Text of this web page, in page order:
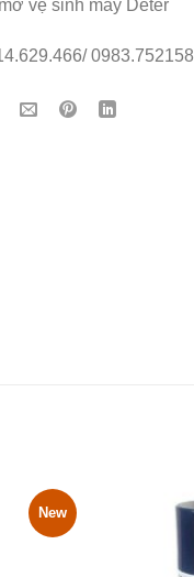
vệ sinh máy Deter
0983.752158
New